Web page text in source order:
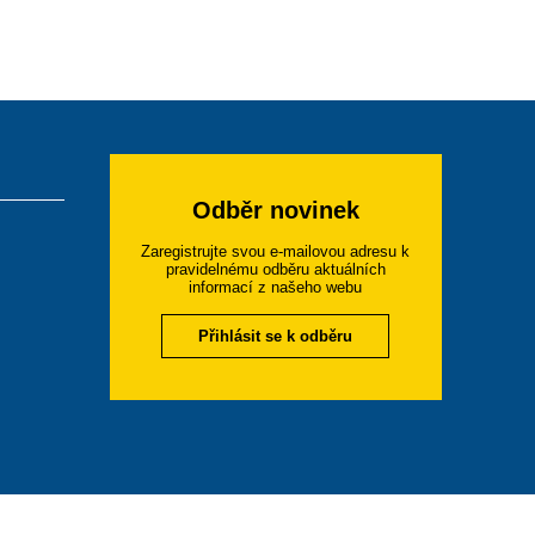
Odběr novinek
Zaregistrujte svou e-mailovou adresu k
pravidelnému odběru aktuálních
informací z našeho webu
Přihlásit se k odběru